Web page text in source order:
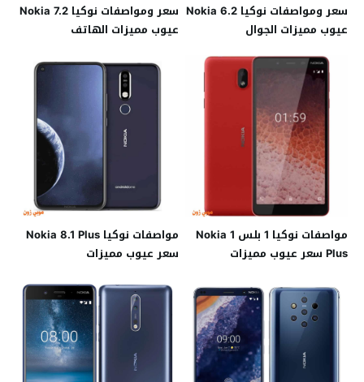
سعر ومواصفات نوكيا Nokia 6.2
عيوب مميزات الجوال
سعر ومواصفات نوكيا Nokia 7.2
عيوب مميزات الهاتف
مواصفات نوكيا 1 بلس Nokia 1
Plus سعر عيوب مميزات
مواصفات نوكيا Nokia 8.1 Plus
سعر عيوب مميزات